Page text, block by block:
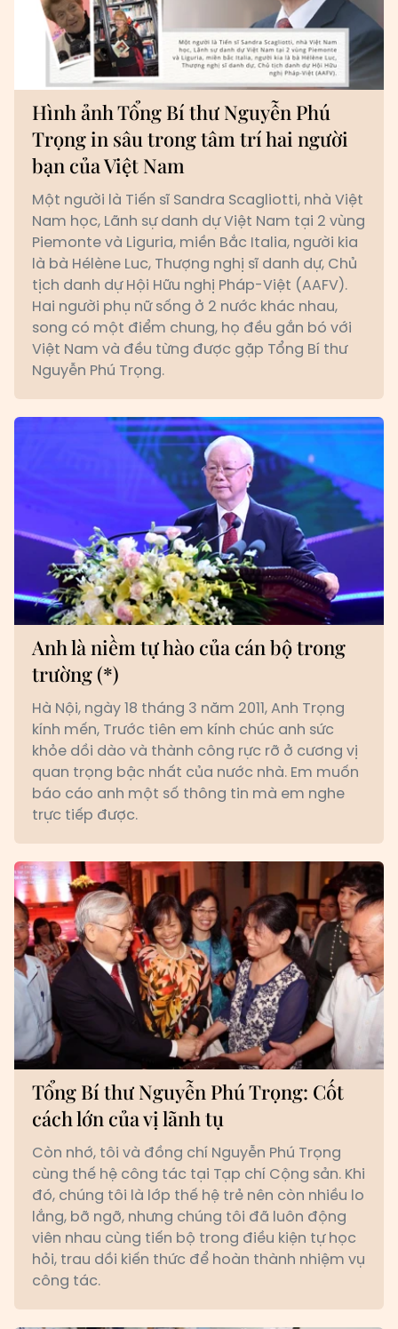
Hình ảnh Tổng Bí thư Nguyễn Phú
Trọng in sâu trong tâm trí hai người
bạn của Việt Nam
Một người là Tiến sĩ Sandra Scagliotti, nhà Việt
Nam học, Lãnh sự danh dự Việt Nam tại 2 vùng
Piemonte và Liguria, miền Bắc Italia, người kia
là bà Hélène Luc, Thượng nghị sĩ danh dự, Chủ
tịch danh dự Hội Hữu nghị Pháp-Việt (AAFV).
Hai người phụ nữ sống ở 2 nước khác nhau,
song có một điểm chung, họ đều gắn bó với
Việt Nam và đều từng được gặp Tổng Bí thư
Nguyễn Phú Trọng.
Anh là niềm tự hào của cán bộ trong
trường (*)
Hà Nội, ngày 18 tháng 3 năm 2011,Anh Trọng
kính mến, Trước tiên em kính chúc anh sức
khỏe dồi dào và thành công rực rỡ ở cương vị
quan trọng bậc nhất của nước nhà. Em muốn
báo cáo anh một số thông tin mà em nghe
trực tiếp được.
Tổng Bí thư Nguyễn Phú Trọng: Cốt
cách lớn của vị lãnh tụ
Còn nhớ, tôi và đồng chí Nguyễn Phú Trọng
cùng thế hệ công tác tại Tạp chí Cộng sản. Khi
đó, chúng tôi là lớp thế hệ trẻ nên còn nhiều lo
lắng, bỡ ngỡ, nhưng chúng tôi đã luôn động
viên nhau cùng tiến bộ trong điều kiện tự học
hỏi, trau dồi kiến thức để hoàn thành nhiệm vụ
công tác.